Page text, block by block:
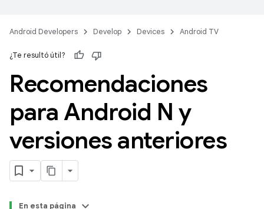
Android Developers Develop Devices Android TV
¿Te resultó útil?
Recomendaciones
para Android N y
versiones anteriores
En esta página